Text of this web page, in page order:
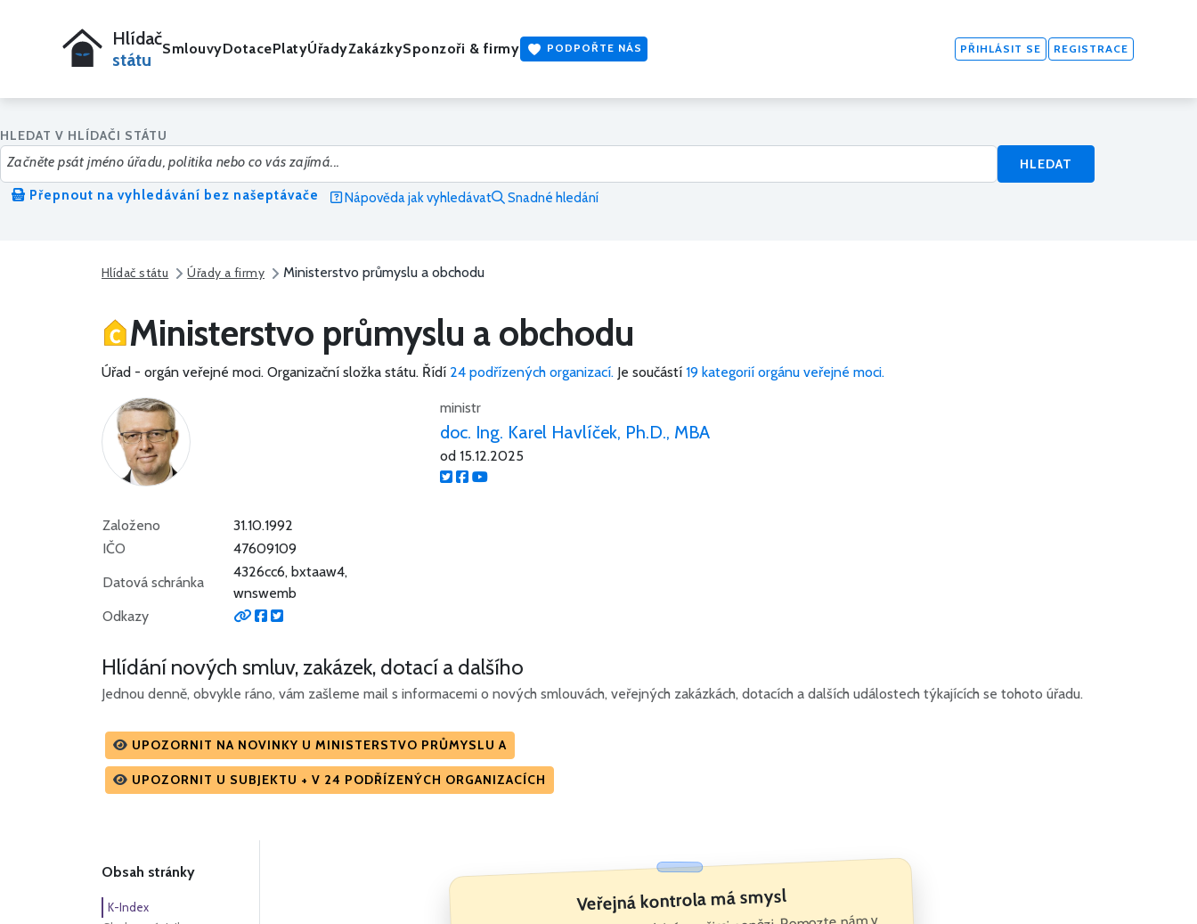
Hlídač
státu
SmlouvyDotacePlatyÚřadyZakázkySponzoři & firmy PODPOŘTE NÁS PŘIHLÁSIT SE REGISTRACE
HLEDAT V HLÍDAČI STÁTU
HLEDAT
Přepnout na vyhledávání bez našeptávače
Nápověda jak vyhledávat Snadné hledání
Hlídač státu Úřady a firmy Ministerstvo průmyslu a obchodu
Ministerstvo průmyslu a obchodu
Úřad - orgán veřejné moci. Organizační složka státu. Řídí 24 podřízených organizací. Je součástí 19 kategorií orgánu veřejné moci.
ministr
doc. Ing. Karel Havlíček, Ph.D., MBA
od 15.12.2025
Založeno
31.10.1992
IČO
47609109
Datová schránka
4326cc6, bxtaaw4,
wnswemb
Odkazy
Hlídání nových smluv, zakázek, dotací a dalšího
Jednou denně, obvykle ráno, vám zašleme mail s informacemi o nových smlouvách, veřejných zakázkách, dotacích a dalších událostech týkajících se tohoto úřadu.
UPOZORNIT NA NOVINKY U MINISTERSTVO PRŮMYSLU A
UPOZORNIT U SUBJEKTU + V 24 PODŘÍZENÝCH ORGANIZACÍCH
Obsah stránky
K-Index
Veřejná kontrola má smysl